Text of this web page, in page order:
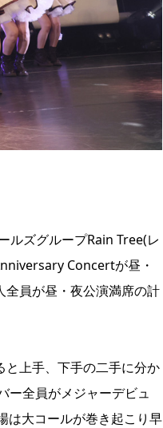
ルズグループRain Tree(レ
Concertが昼・
員が昼・夜公演満席の計
上手、下手の二手に分か
ー全員がメジャーデビュ
は大コールが巻き起こり早